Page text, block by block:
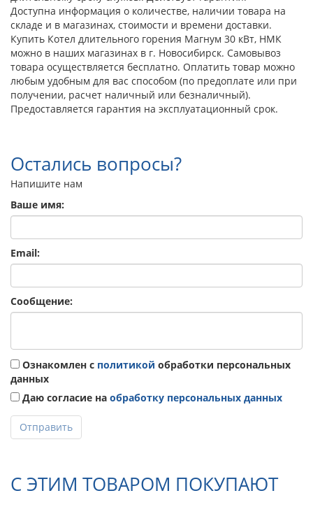
Доступна информация о количестве, наличии товара на
складе и в магазинах, стоимости и времени доставки.
Купить Котел длительного горения Магнум 30 кВт, НМК
можно в наших магазинах в г. Новосибирск. Самовывоз
товара осуществляется бесплатно. Оплатить товар можно
любым удобным для вас способом (по предоплате или при
получении, расчет наличный или безналичный).
Предоставляется гарантия на эксплуатационный срок.
Остались вопросы?
Напишите нам
Ваше имя:
Email:
Сообщение:
Ознакомлен с политикой обработки персональных
данных
Даю согласие на обработку персональных данных
Отправить
С ЭТИМ ТОВАРОМ ПОКУПАЮТ